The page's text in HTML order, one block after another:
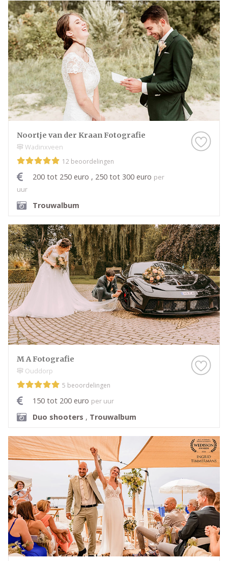
Noortje van der Kraan Fotografie
Wadinxveen
12 beoordelingen
200 tot 250 euro , 250 tot 300 euro per
uur
Trouwalbum
M A Fotografie
Ouddorp
5 beoordelingen
150 tot 200 euro per uur
Duo shooters , Trouwalbum